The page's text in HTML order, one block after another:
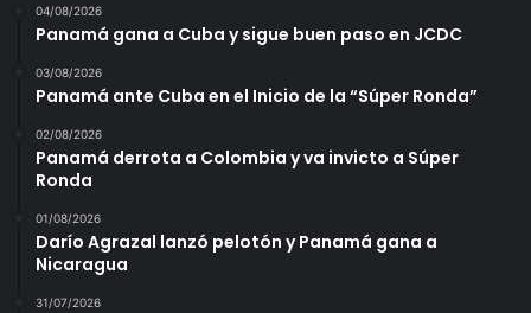
04/08/2026
Panamá gana a Cuba y sigue buen paso en JCDC
03/08/2026
Panamá ante Cuba en el Inicio de la “Súper Ronda”
02/08/2026
Panamá derrota a Colombia y va invicto a Súper
Ronda
01/08/2026
Darío Agrazal lanzó pelotón y Panamá gana a
Nicaragua
31/07/2026